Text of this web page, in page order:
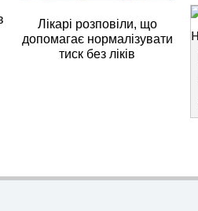
Лікарі розповіли, що
допомагає нормалізувати
тиск без ліків